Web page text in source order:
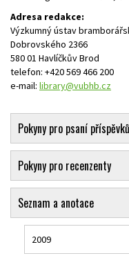
Adresa redakce:
Výzkumný ústav
Dobrovského 2366
580 01 Havlíčkův Brod
telefon: +420 569 466 200
e-mail: library@vubhb.cz
Pokyny pro psaní příspěvků
Pokyny pro recenzenty
Seznam a anotace
2009